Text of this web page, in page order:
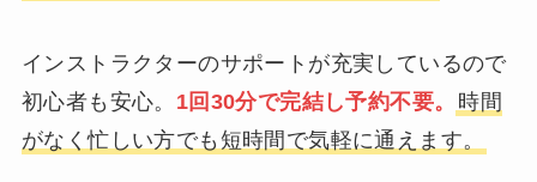
インストラクターのサポートが充実しているので
初心者も安心。 1回30分で完結し予約不要。
時間
がなく忙しい方でも短時間で気軽に通えます。